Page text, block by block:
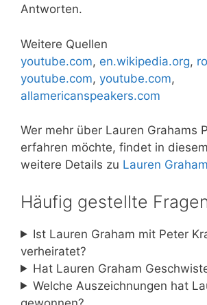
Antworten.
Weitere Quellen
youtube.com, en.wikipedia.org,
youtube.com, youtube.com,
allamericanspeakers.com
Wer mehr über Lauren Grahams
erfahren möchte, findet in
weitere Details zu Lauren
Häufig gestellte
Ist Lauren Graham mit Peter
verheiratet?
Hat Lauren Graham
Welche Auszeichnungen hat